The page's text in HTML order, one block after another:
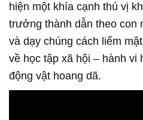
hiện một khía cạnh thú vị
trưởng thành dẫn theo con
và dạy chúng cách liếm
về học tập xã hội – hành vi
động vật hoang dã.